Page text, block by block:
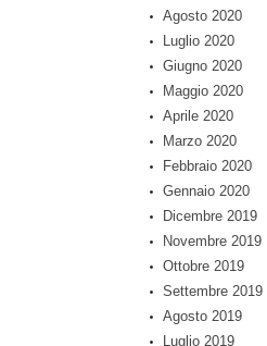
Agosto 2020
Luglio 2020
Giugno 2020
Maggio 2020
Aprile 2020
Marzo 2020
Febbraio 2020
Gennaio 2020
Dicembre 2019
Novembre 2019
Ottobre 2019
Settembre 2019
Agosto 2019
Luglio 2019